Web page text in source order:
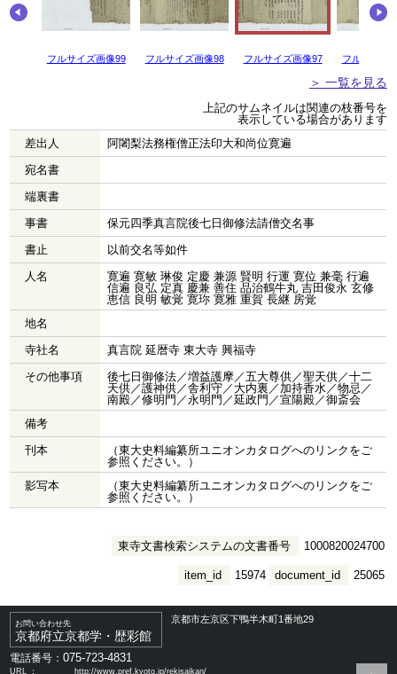
フルサイズ画像99 フルサイズ画像98 フルサイズ画像97 フルサイズ
＞ 一覧を見る
上記のサムネイルは関連の枝番号を
表示している場合があります
差出人
阿闍梨法務権僧正法印大和尚位寛遍
宛名書
端裏書
事書
保元四季真言院後七日御修法請僧交名事
書止
以前交名等如件
人名
寛遍 寛敏 琳俊 定慶 兼源 賢明 行運 寛位 兼毫 行遍
信遍 良弘 定真 慶兼 善住 品治鶴牛丸 吉田俊永 玄修
恵信 良明 敏覚 寛珎 寛雅 重賀 長継 房覚
地名
寺社名
真言院 延暦寺 東大寺 興福寺
その他事項
後七日御修法／増益護摩／五大尊供／聖天供／十二
天供／護神供／舎利守／大内裏／加持香水／物忌／
南殿／修明門／永明門／延政門／宣陽殿／御斎会
備考
刊本
（東大史料編纂所ユニオンカタログへのリンクをご
参照ください。）
影写本
（東大史料編纂所ユニオンカタログへのリンクをご
参照ください。）
東寺文書検索システムの文書番号 1000820024700
document_id 25065
item_id 15974
お問い合わせ先
京都府立京都学・歴彩館
京都市左京区下鴨半木町1番地29
電話番号：075-723-4831
URL ： http://www.pref.kyoto.jp/rekisaikan/